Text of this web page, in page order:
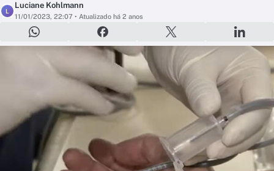
L
Luciane Kohlmann
11/01/2023, 22:07 • Atualizado há 2 anos